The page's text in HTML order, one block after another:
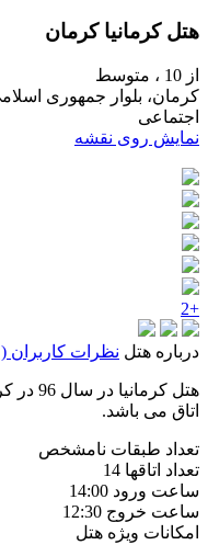
هتل کرمانیا کرمان
از 10 ،
متوسط
اجتماعی
نمایش روی نقشه
+2
درباره هتل نظرات کاربران ( ۶ نظر )
اتاق می باشد.
تعداد طبقات نامشخص
تعداد اتاقها 14
ساعت ورود 14:00
ساعت خروج 12:30
امکانات ویژه هتل